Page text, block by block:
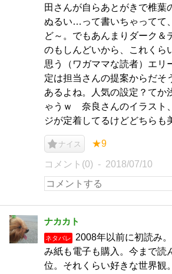
田さんが自らあとがきで椎葉
ぬるい…って書いちゃってて
ど～。でもあんまりダーク＆
のもしんどいから、これくら
思う（ワガママな読者）エリ
定は担当さんの提案からだそ
あるよね。人気の設定？てか
ゃうｗ 奈良さんのイラスト
ジが定着してるけどどちらも
ナイス ★9
コメント(0) 2018/07/10
ナカカト
ネタバレ
2008年以前に初読み
み紙も電子も購入。今まで読
位。それくらい好きな世界観